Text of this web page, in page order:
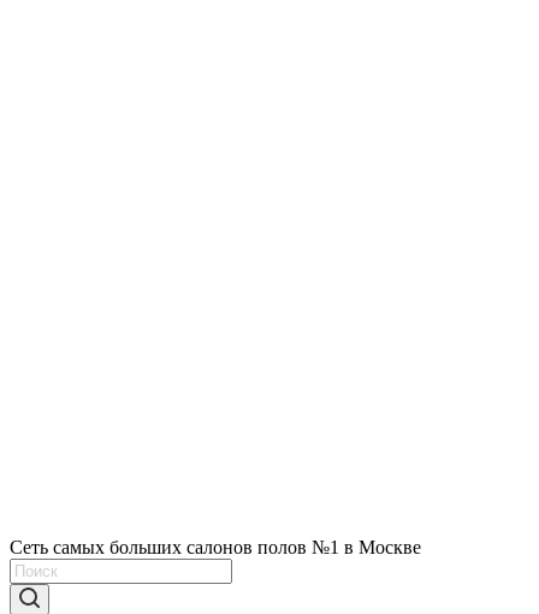
Сеть самых больших салонов полов №1 в Москве